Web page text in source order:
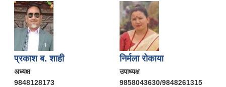
प्रकाश ब. शाही
अध्यक्ष
9848128173
निर्मला रोकाया
उपाध्यक्ष
9858043630/9848261315